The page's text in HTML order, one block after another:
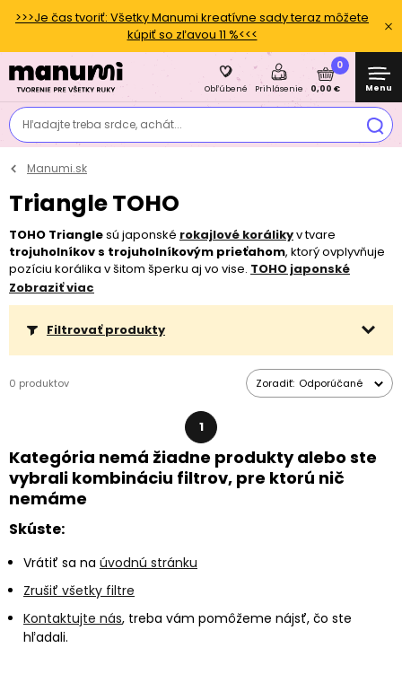
>>>Je čas tvoriť: Všetky Manumi kreatívne sady teraz môžete
kúpiť so zľavou 11 %<<<
Hľadajte treba srdce, achát...
Obľúbené Prihlásenie
0
0,00 € Menu
Manumi.sk
Triangle TOHO
TOHO Trianglesú japonské rokajlové korálikyv tvare
trojuholníkov s trojuholníkovým prieťahom, ktorý ovplyvňuje
pozíciu korálika v šitom šperku aj vo vise. TOHO japonské
rokajlové koráliky
ľahkosťouaširším prieťahomtak, aby bolo možné prevliecť
ihlu s niťou viackrát.
Zobraziť viac
Filtrovať produkty
0 produktov Zoradiť: Odporúčané
1
Kategória nemá žiadne produkty alebo ste
vybrali kombináciu filtrov, pre ktorú nič
nemáme
Skúste:
Vrátiť sa na úvodnú stránku
Zrušiť všetky filtre
Kontaktujte nás, treba vám pomôžeme nájsť, čo ste
hľadali.